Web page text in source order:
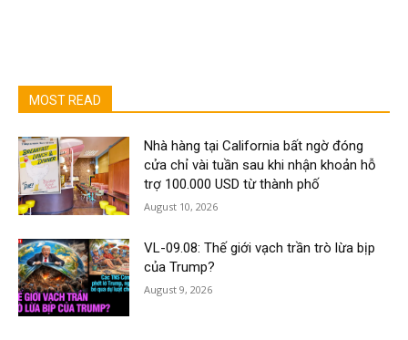
MOST READ
Nhà hàng tại California bất ngờ đóng
cửa chỉ vài tuần sau khi nhận khoản hỗ
trợ 100.000 USD từ thành phố
August 10, 2026
VL-09.08: Thế giới vạch trần trò lừa bịp
của Trump?
August 9, 2026